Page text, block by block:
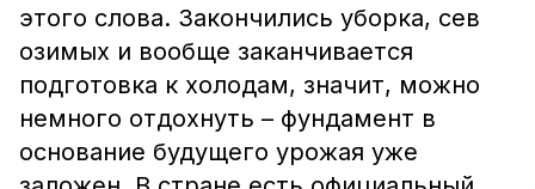
этого слова. Закончились уборка, сев
озимых и вообще заканчивается
подготовка к холодам, значит, можно
немного отдохнуть – фундамент в
основание будущего урожая уже